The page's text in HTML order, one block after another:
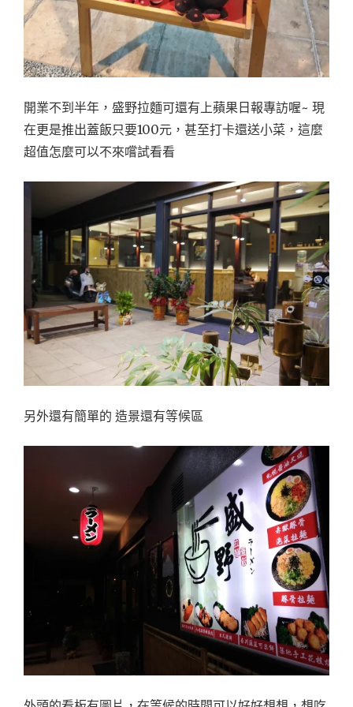
開業不到半年，盛野拉麵可還有上蘋果日報專訪喔~ 現
在更是推出蓋飯只要100元，甚至打卡還送小菜，這麼
超值怎麼可以不來嚐試看看
另外還有簡單的 造景還有等候區